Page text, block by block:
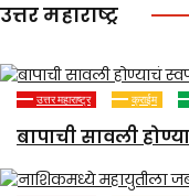
उत्तर महाराष्ट्र
उत्तर महाराष्ट्र क्राईम
बापाची सावली